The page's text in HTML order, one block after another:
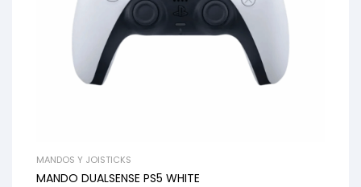
MANDOS Y JOISTICKS
MANDO DUALSENSE PS5 WHITE